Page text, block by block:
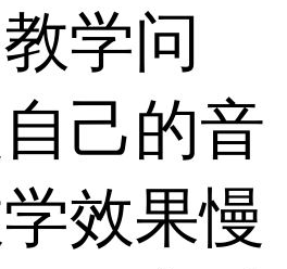
学问
己的音
效果慢